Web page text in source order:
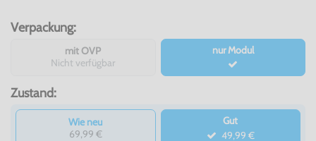
Verpackung:
mit OVP
Nicht verfügbar
nur Modul
Zustand:
Wie neu
69,99 €
Gut
49,99 €